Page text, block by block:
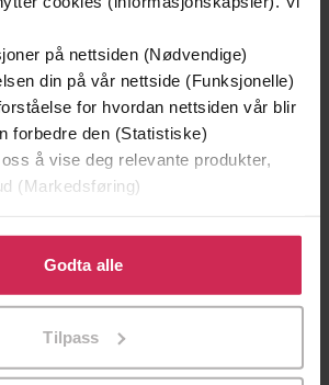
på nettsiden (Nødvendige)
din på vår nettside (Funksjonelle)
for hvordan nettsiden vår blir
forbedre den (Statistiske)
å vise deg relevante produkter,
(Markedsføring)
for å gi oss ditt samtykke til å
disse formålene. Du kan også
til spesifikke formål ved å klikke
Godta alle
Tilpass
299,-
Jørn Lier Horst
J. R. Ward(forfatter)
Piatkus